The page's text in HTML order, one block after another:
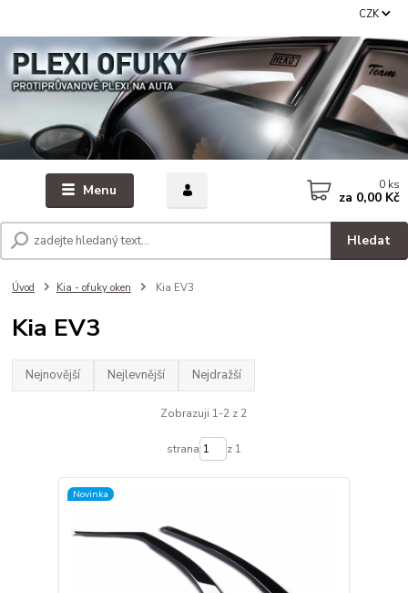
Menu
CZK
Hledat
0 ks
za 0,00 Kč
Úvod Kia - ofuky oken Kia EV3
Kia EV3
Nejnovější Nejlevnější Nejdražší
Zobrazuji 1-2 z 2
strana z 1
Novinka